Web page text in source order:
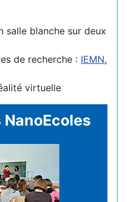
salle blanche sur deux
de recherche : IEMN,
virtuelle